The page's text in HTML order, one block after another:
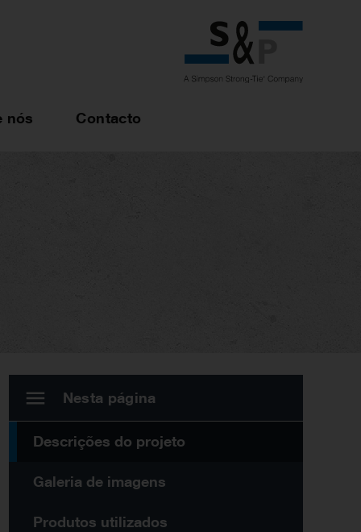
nós Contacto
Nesta página
Descrições do projeto
Galeria de imagens
Produtos utilizados